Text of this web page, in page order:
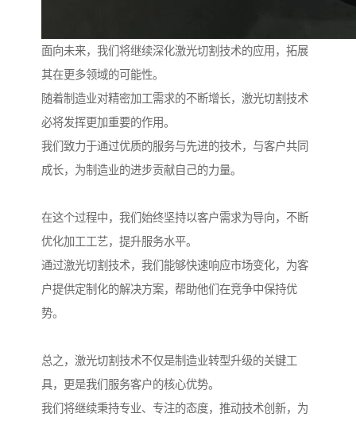
面向未来，我们将继续深化激光切割技术的应用，拓展
其在更多领域的可能性。
随着制造业对精密加工需求的不断增长，激光切割技术
必将发挥更加重要的作用。
我们致力于通过优质的服务与先进的技术，与客户共同
成长，为制造业的进步贡献自己的力量。
在这个过程中，我们始终坚持以客户需求为导向，不断
优化加工工艺，提升服务水平。
通过激光切割技术，我们能够快速响应市场变化，为客
户提供定制化的解决方案，帮助他们在竞争中保持优
势。
总之，激光切割技术不仅是制造业转型升级的关键工
具，更是我们服务客户的核心优势。
我们将继续秉持专业、专注的态度，推动技术创新，为